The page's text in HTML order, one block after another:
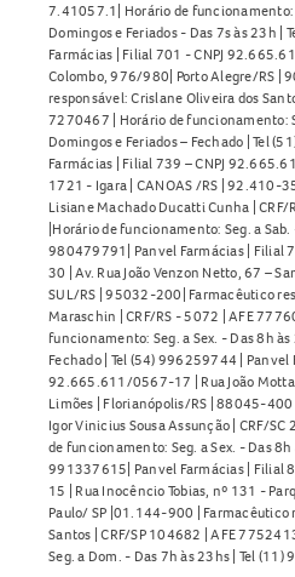
7.41057.1| Horário de funcionamento:
Domingos e Feriados - Das 7s às 23h |
Farmácias | Filial 701 - CNPJ
Colombo, 976/980| Porto Alegre/RS |
responsável: Crislane Oliveira dos
7270467 | Horário de funcionamento:
Domingos e Feriados – Fechado | Tel
Farmácias | Filial 739 – CNPJ
1721 - Igara | CANOAS /RS | 92.410-
Lisiane Machado Ducatti Cunha |
|Horário de funcionamento: Seg. a
980479791| Panvel Farmácias | Filial
30 | Av. Rua João Venzon Netto, 67 –
SUL/RS | 95032-200| Farmacêutico
Maraschin | CRF/RS - 5072 | AFE
funcionamento: Seg. a Sex. - Das 8h
Fechado | Tel (54) 996259744 | Panvel
92.665.611/0567-17 | Rua João Motta
Limões | Florianópolis/RS | 88045-
Igor Vinicius Sousa Assunção | CRF/
de funcionamento: Seg. a Sex. - Das
991337615| Panvel Farmácias | Filial
15 | Rua Inocêncio Tobias, nº 131 -
Paulo/ SP |01.144-900 | Farmacêutico
Santos | CRF/SP 104682 | AFE
Seg. a Dom. - Das 7h às 23hs | Tel